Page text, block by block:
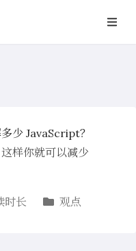
少 JavaScript？
样你就可以减少
时长 观点